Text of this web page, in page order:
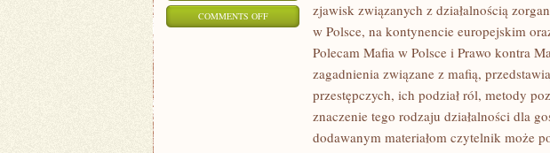
COMMENTS OFFON
zjawisk związanych z działalnością
w Polsce, na kontynencie europejskim
Polecam Mafia w Polsce i Prawo kontra
zagadnienia związane z mafią,
przestępczych, ich podział ról, metody
znaczenie tego rodzaju działalności dla
dodawanym materiałom czytelnik może